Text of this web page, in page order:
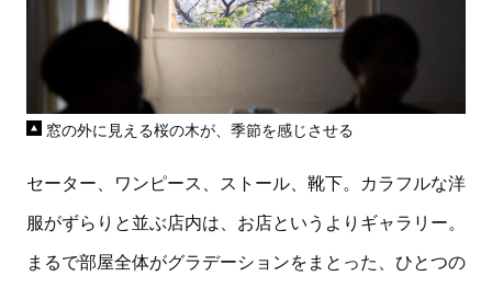
窓の外に見える桜の木が、季節を感じさせる
セーター、ワンピース、ストール、靴下。カラフルな洋
服がずらりと並ぶ店内は、お店というよりギャラリー。
まるで部屋全体がグラデーションをまとった、ひとつの